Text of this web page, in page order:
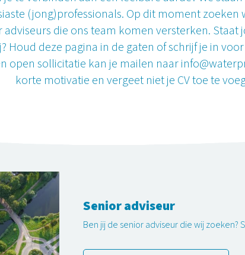
(jong)professionals. Op dit moment zoeken
adviseurs die ons team komen versterken. Staat
Houd deze pagina in de gaten of schrijf je in
open sollicitatie kan je mailen naar
korte motivatie en vergeet niet je CV toe te
Senior adviseur
Ben jij de senior adviseur die wij